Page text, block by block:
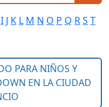
I J K L M N O P Q RS T